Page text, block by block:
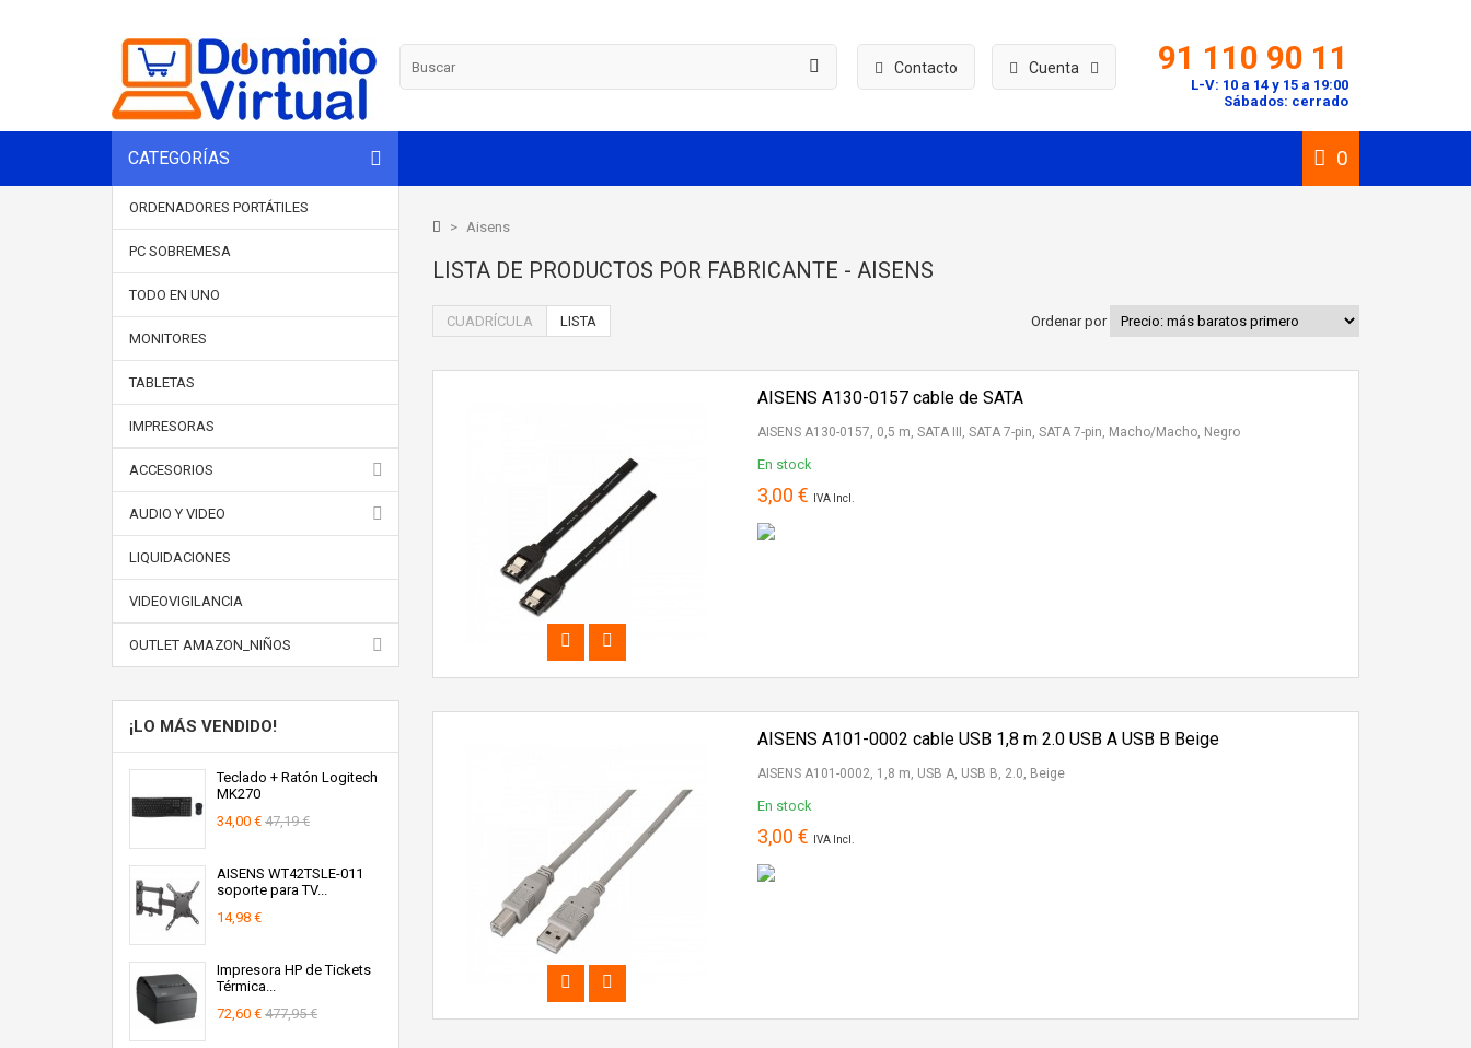
Cuenta
Contacto 91 110 90 11
L-V: 10 a 14 y 15 a 19:00
Sábados: cerrado
CATEGORÍAS 0
ORDENADORES PORTÁTILES
PC SOBREMESA
TODO EN UNO
MONITORES
TABLETAS
IMPRESORAS
ACCESORIOS
AUDIO Y VIDEO
LIQUIDACIONES
VIDEOVIGILANCIA
OUTLET AMAZON_NIÑOS
¡LO MÁS VENDIDO!
Teclado + Ratón Logitech
MK270
34,00 € 47,19 €
AISENS WT42TSLE-011
soporte para TV...
14,98 €
Impresora HP de Tickets
Térmica...
72,60 € 477,95 €
> Aisens
LISTA DE PRODUCTOS POR FABRICANTE - AISENS
CUADRÍCULA LISTA Ordenar por
AISENS A130-0157 cable de SATA
AISENS A130-0157, 0,5 m, SATA III, SATA 7-pin, SATA 7-pin, Macho/Macho, Negro
En stock
3,00 € IVA Incl.
AISENS A101-0002 cable USB 1,8 m 2.0 USB A USB B Beige
AISENS A101-0002, 1,8 m, USB A, USB B, 2.0, Beige
En stock
3,00 € IVA Incl.